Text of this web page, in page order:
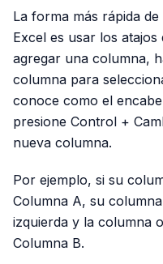
La forma más rápida
Excel es usar los
agregar una columna,
columna para
conoce como el
presione Control +
nueva columna.
Por ejemplo, si su
Columna A, su
izquierda y la columna
Columna B.